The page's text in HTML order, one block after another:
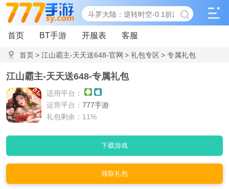
首页 BT手游 开服表 客服
首页> 江山霸主-天天送648-官网 > 礼包专区 > 专属礼包
江山霸主-天天送648-专属礼包
适用平台：
运营平台： 777手游
礼包剩余：11%
下载游戏
领取礼包